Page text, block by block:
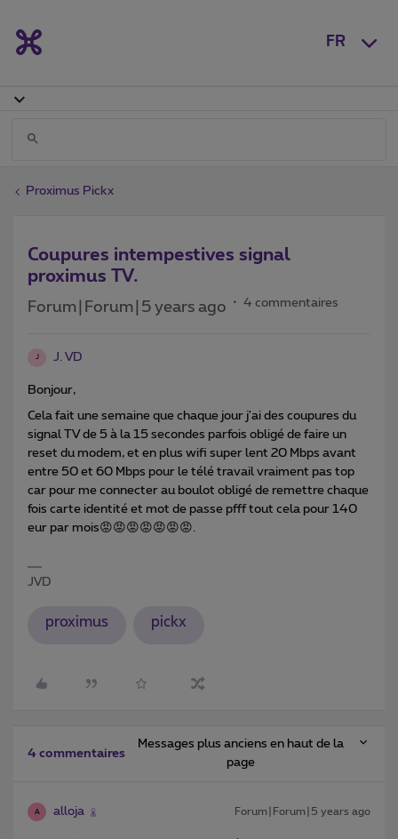
FR
Proximus Pickx
Coupures intempestives signal
proximus TV.
Forum|Forum|5 years ago 4 commentaires
J J. VD
Bonjour,
Cela fait une semaine que chaque jour j'ai des coupures du
signal TV de 5 à la 15 secondes parfois obligé de faire un
reset du modem, et en plus wifi super lent 20 Mbps avant
entre 50 et 60 Mbps pour le télé travail vraiment pas top
car pour me connecter au boulot obligé de remettre chaque
fois carte identité et mot de passe pfff tout cela pour 140
eur par mois😡😡😡😡😡😡😡.
JVD
proximus pickx
4 commentaires
Messages plus anciens en haut de la
page
A alloja Forum|Forum|5 years ago